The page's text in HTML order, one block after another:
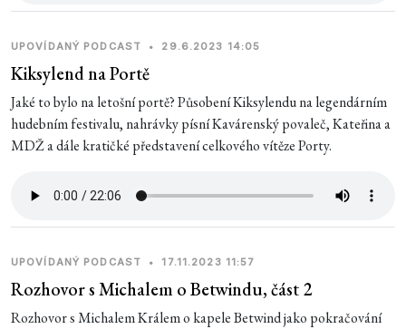
UPOVÍDANÝ PODCAST • 29.6.2023 14:05
Kiksylend na Portě
Jaké to bylo na letošní portě? Působení Kiksylendu na legendárním
hudebním festivalu, nahrávky písní Kavárenský povaleč, Kateřina a
MDŽ a dále kratičké představení celkového vítěze Porty.
UPOVÍDANÝ PODCAST • 17.11.2023 11:57
Rozhovor s Michalem o Betwindu, část 2
Rozhovor s Michalem Králem o kapele Betwind jako pokračování